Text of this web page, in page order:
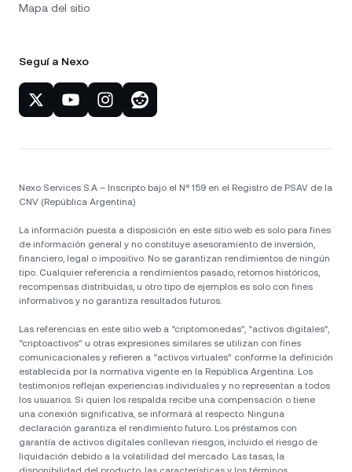
Mapa del sitio
Seguí a Nexo
Nexo Services S.A – Inscripto bajo el N° 159 en el Registro de PSAV de la
CNV (República Argentina)
La información puesta a disposición en este sitio web es solo para fines
de información general y no constituye asesoramiento de inversión,
financiero, legal o impositivo. No se garantizan rendimientos de ningún
tipo. Cualquier referencia a rendimientos pasado, retornos históricos,
recompensas distribuidas, u otro tipo de ejemplos es solo con fines
informativos y no garantiza resultados futuros.
Las referencias en este sitio web a “criptomonedas”, “activos digitales”,
“criptoactivos” u otras expresiones similares se utilizan con fines
comunicacionales y refieren a “activos virtuales” conforme la definición
establecida por la normativa vigente en la República Argentina. Los
testimonios reflejan experiencias individuales y no representan a todos
los usuarios. Si quien los respalda recibe una compensación o tiene
una conexión significativa, se informará al respecto. Ninguna
declaración garantiza el rendimiento futuro. Los préstamos con
garantía de activos digitales conllevan riesgos, incluido el riesgo de
liquidación debido a la volatilidad del mercado. Las tasas, la